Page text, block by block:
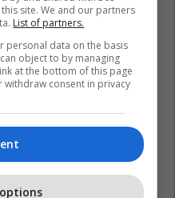
site. We and our partners
List of partners.
personal data on the basis
object to by managing
at the bottom of this page
withdraw consent in privacy